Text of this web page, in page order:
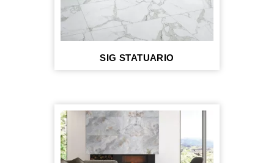
SIG STATUARIO